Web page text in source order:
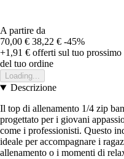
A partire da
70,00 € 38,22 € -45%
+1,91 € offerti sul tuo prossimo
del tuo ordine
Loading...
Descrizione
Il top di allenamento 1/4 zip
progettato per i giovani
come i professionisti. Questo
ideale per accompagnare i
allenamento o i momenti di